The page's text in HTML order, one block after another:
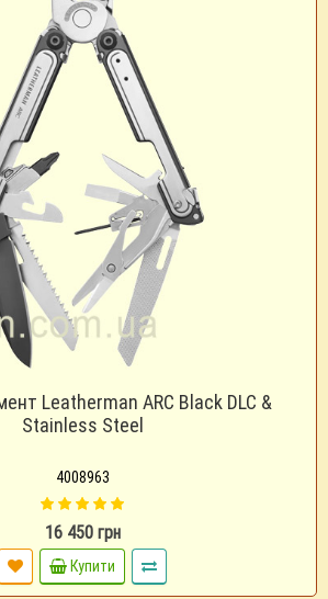
Leatherman ARC Black DLC &
Stainless Steel
4008963
16 450 грн
Купити